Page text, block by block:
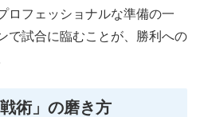
ロフェッショナルな準備の一
で試合に臨むことが、勝利への
術」の磨き方